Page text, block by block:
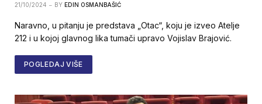
21/10/2024 BY EDIN OSMANBAŠIĆ
Naravno, u pitanju je predstava „Otac“, koju je izveo Atelje
212 i u kojoj glavnog lika tumači upravo Vojislav Brajović.
POGLEDAJ VIŠE